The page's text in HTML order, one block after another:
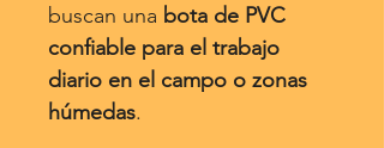
buscan una bota de PVC
confiable para el trabajo
diario en el campo o zonas
húmedas.